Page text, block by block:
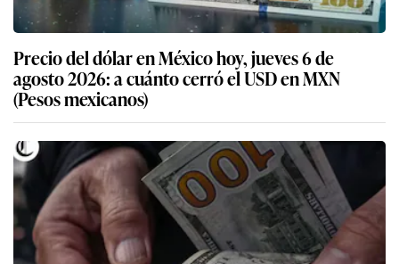
Precio del dólar en México hoy, jueves 6 de
agosto 2026: a cuánto cerró el USD en MXN
(Pesos mexicanos)